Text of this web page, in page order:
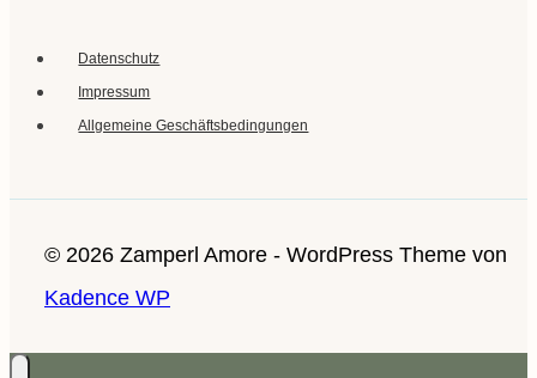
Datenschutz
Impressum
Allgemeine Geschäftsbedingungen
© 2026 Zamperl Amore - WordPress Theme von
Kadence WP